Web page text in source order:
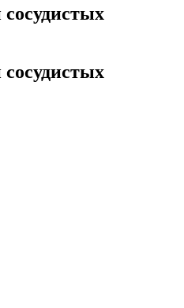
сосудистых
сосудистых